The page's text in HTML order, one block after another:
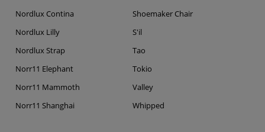
Nordlux Contina
Nordlux Lilly
Nordlux Strap
Norr11 Elephant
Norr11 Mammoth
Norr11 Shanghai
Shoemaker Chair
S'il
Tao
Tokio
Valley
Whipped